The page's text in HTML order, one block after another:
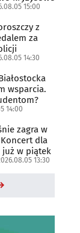
15:00
z
za
14:30
wsparcia.
14:00
zagra w
dla
już w piątek
13:30